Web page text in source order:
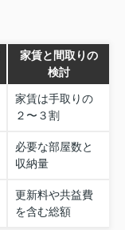
家賃と間取りの
検討
家賃は手取りの
２〜３割
必要な部屋数と
収納量
更新料や共益費
を含む総額